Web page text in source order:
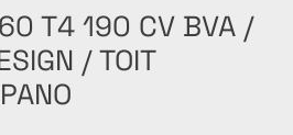
T4 190 CV BVA /
/ TOIT